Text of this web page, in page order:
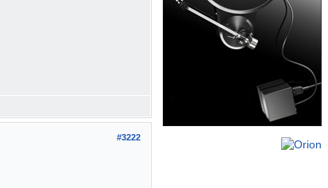
#3222